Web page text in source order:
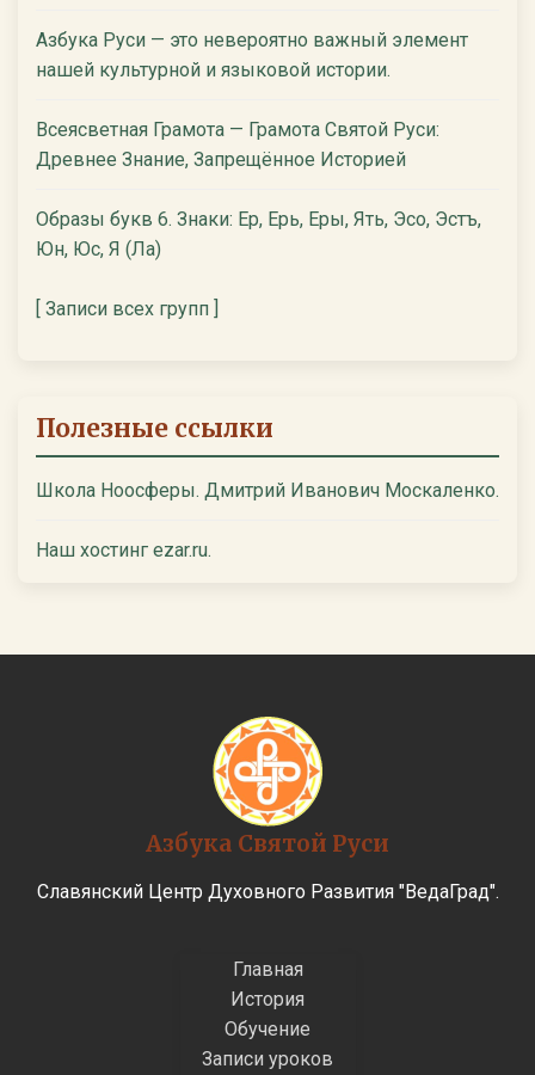
Азбука Руси — это невероятно важный элемент
нашей культурной и языковой истории.
Всеясветная Грамота — Грамота Святой Руси:
Древнее Знание, Запрещённое Историей
Образы букв 6. Знаки: Ер, Ерь, Еры, Ять, Эсо, Эстъ,
Юн, Юс, Я (Ла)
[ Записи всех групп ]
Полезные ссылки
Школа Ноосферы. Дмитрий Иванович Москаленко.
Наш хостинг ezar.ru.
Азбука Святой Руси
Славянский Центр Духовного Развития "ВедаГрад".
Главная
История
Обучение
Записи уроков